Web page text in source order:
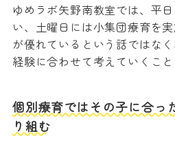
ゆめラボ矢野南教室では、平
い、土曜日には小集団療育を
が優れているという話ではな
経験に合わせて考えていくこと
個別療育ではその子に合っ
り組む